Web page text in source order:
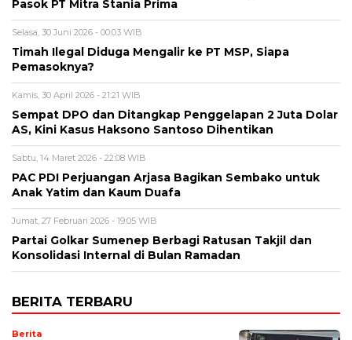
Pasok PT Mitra Stania Prima
Selasa, 30 Juni 2026 - 00:03 WIB
Timah Ilegal Diduga Mengalir ke PT MSP, Siapa
Pemasoknya?
Kamis, 30 April 2026 - 21:21 WIB
Sempat DPO dan Ditangkap Penggelapan 2 Juta Dolar
AS, Kini Kasus Haksono Santoso Dihentikan
Sabtu, 14 Maret 2026 - 22:08 WIB
PAC PDI Perjuangan Arjasa Bagikan Sembako untuk
Anak Yatim dan Kaum Duafa
Jumat, 27 Februari 2026 - 19:05 WIB
Partai Golkar Sumenep Berbagi Ratusan Takjil dan
Konsolidasi Internal di Bulan Ramadan
BERITA TERBARU
Berita